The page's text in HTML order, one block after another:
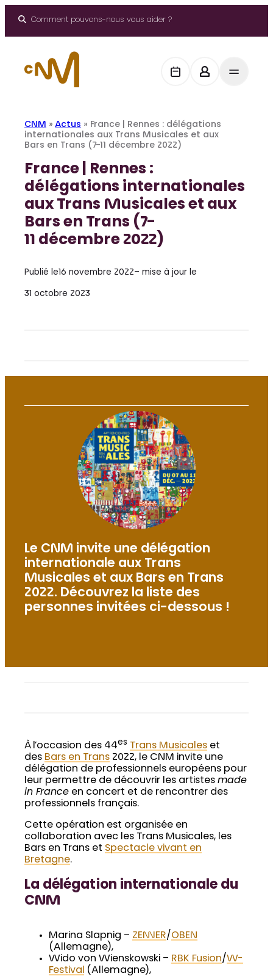
Comment pouvons-nous vous aider ?
CNM » Actus » France | Rennes : délégations
internationales aux Trans Musicales et aux
Bars en Trans (7-11 décembre 2022)
France | Rennes :
délégations internationales
aux Trans Musicales et aux
Bars en Trans (7-
11 décembre 2022)
Publié le16 novembre 2022– mise à jour le
31 octobre 2023
Le CNM invite une délégation
internationale aux Trans
Musicales et aux Bars en Trans
2022. Découvrez la liste des
personnes invitées ci-dessous !
À l’occasion des 44es Trans Musicales et
des Bars en Trans 2022, le CNM invite une
délégation de professionnels européens pour
leur permettre de découvrir les artistes made
in France en concert et de rencontrer des
professionnels français.
Cette opération est organisée en
collaboration avec les Trans Musicales, les
Bars en Trans et Spectacle vivant en
Bretagne.
La délégation internationale du
CNM
Marina Slapnig – ZENNER/OBEN
(Allemagne),
Wido von Wienskowski – RBK Fusion/W-
Festival
(Allemagne),